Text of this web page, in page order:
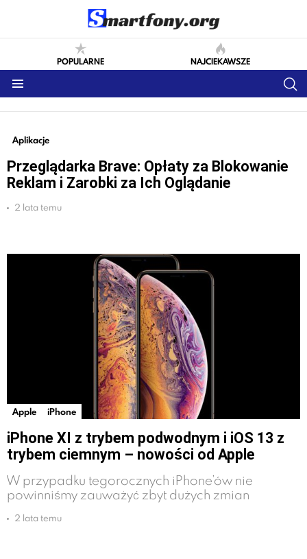
POPULARNE NAJCIEKAWSZE
MORE
Aplikacje
Przeglądarka Brave: Opłaty za Blokowanie
Reklam i Zarobki za Ich Oglądanie
2 lata temu
Apple iPhone
iPhone XI z trybem podwodnym i iOS 13 z
trybem ciemnym – nowości od Apple
W przypadku tegorocznych iPhone’ów nie
powinniśmy zauważyć zbyt dużych zmian
2 lata temu